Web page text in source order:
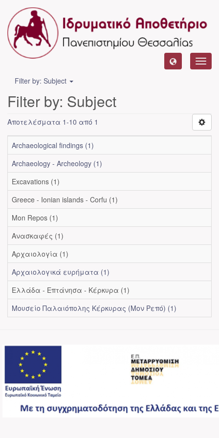
Filter by: Subject
Filter by: Subject
Αποτελέσματα 1-10 από 1
Archaeological findings (1)
Archaeology - Archeology (1)
Excavations (1)
Greece - Ionian islands - Corfu (1)
Mon Repos (1)
Ανασκαφές (1)
Αρχαιολογία (1)
Αρχαιολογικά ευρήματα (1)
Ελλάδα - Επτάνησα - Κέρκυρα (1)
Μουσείο Παλαιόπολης Κέρκυρας (Μον Ρεπό) (1)